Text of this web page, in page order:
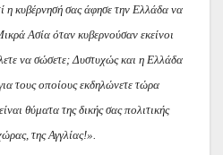
η κυβέρνησή σας άφησε την Ελλάδα να
Ασία όταν κυβερνούσαν εκείνοι
να σώσετε; Δυστυχώς και η Ελλάδα
τους οποίους εκδηλώνετε τώρα
θύματα της δικής σας πολιτικής
της Αγγλίας!».